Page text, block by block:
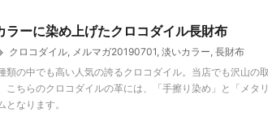
ラーに染め上げたクロコダイル長財布
クロコダイル, メルマガ20190701, 淡いカラー, 長財布
類の中でも高い人気の誇るクロコダイル。当店でも沢山の
こちらのクロコダイルの革には、「手擦り染め」と「メタ
となります。